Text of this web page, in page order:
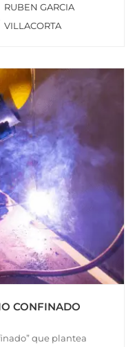
RUBEN GARCIA
VILLACORTA
CONFINADO
que plantea